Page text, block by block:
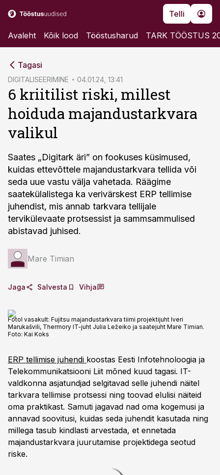
Telli
Avaleht Kõik lood Tööstusharud TARK TÖÖSTUS
Tagasi
DIGITALISEERIMINE 04.01.24, 13:41
6 kriitilist riski, millest
hoiduda majandustarkvara
valikul
Saates „Digitark äri” on fookuses küsimused,
kuidas ettevõttele majandustarkvara tellida või
seda uue vastu välja vahetada. Räägime
saatekülalistega ka verivärskest ERP tellimise
juhendist, mis annab tarkvara tellijale
tervikülevaate protsessist ja sammsammulised
abistavad juhised.
Mare Timian
Jaga Salvesta Vihja
Fotol vasakult: Fujitsu majandustarkvara tiimi projektijuht Iveri
Marukašvili, Thermory IT-juht Julia Ležeiko ja saatejuht Mare Timian.
Foto: Kai Koks
ERP tellimise juhendi koostas Eesti Infotehnoloogia ja
Telekommunikatsiooni Liit mõned kuud tagasi. IT-
valdkonna asjatundjad selgitavad selle juhendi näitel
tarkvara tellimise protsessi ning toovad elulisi näiteid
oma praktikast. Samuti jagavad nad oma kogemusi ja
annavad soovitusi, kuidas seda juhendit kasutada ning
millega tasub kindlasti arvestada, et ennetada
majandustarkvara juurutamise projektidega seotud
riske.